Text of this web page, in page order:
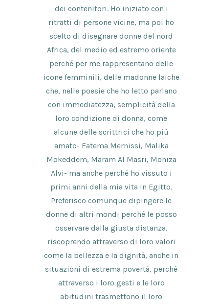
dei contenitori. Ho iniziato con i
ritratti di persone vicine, ma poi ho
scelto di disegnare donne del nord
Africa, del medio ed estremo oriente
perché per me rappresentano delle
icone femminili, delle madonne laiche
che, nelle poesie che ho letto parlano
con immediatezza, semplicità della
loro condizione di donna, come
alcune delle scrittrici che ho più
amato- Fatema Mernissi, Malika
Mokeddem, Maram Al Masri, Moniza
Alvi- ma anche perché ho vissuto i
primi anni della mia vita in Egitto.
Preferisco comunque dipingere le
donne di altri mondi perché le posso
osservare dalla giusta distanza,
riscoprendo attraverso di loro valori
come la bellezza e la dignità, anche in
situazioni di estrema povertà, perché
attraverso i loro gesti e le loro
abitudini trasmettono il loro